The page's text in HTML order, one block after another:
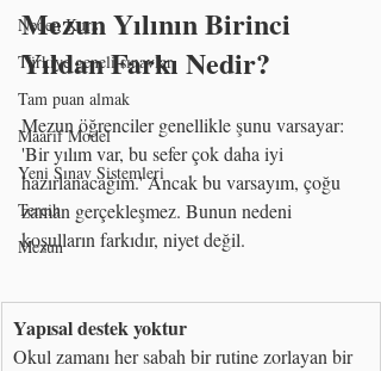
Neden Kurs
Türkiye geneli sınavlar
Tam puan almak
Maarif Model
Yeni Sınav Sistemleri
Tercih
Mezun
Mezun Yılının Birinci
Yıldan Farkı Nedir?
Mezun öğrenciler genellikle şunu varsayar:
'Bir yılım var, bu sefer çok daha iyi
hazırlanacağım.' Ancak bu varsayım, çoğu
zaman gerçekleşmez. Bunun nedeni
koşulların farkıdır, niyet değil.
Yapısal destek yoktur
Okul zamanı her sabah bir rutine zorlayan bir